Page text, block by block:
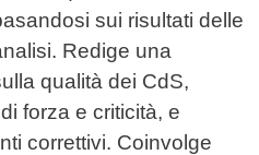
sui risultati delle
Redige una
qualità dei CdS,
forza e criticità, e
correttivi. Coinvolge